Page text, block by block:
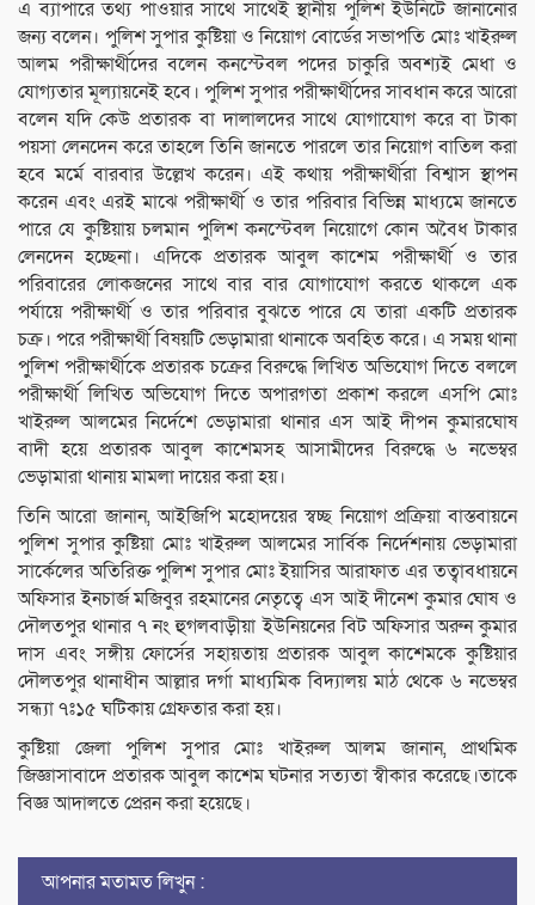
এ ব্যাপারে তথ্য পাওয়ার সাথে সাথেই স্থানীয় পুলিশ ইউনিটে জানানোর
জন্য বলেন। পুলিশ সুপার কুষ্টিয়া ও নিয়োগ বোর্ডের সভাপতি মোঃ খাইরুল
আলম পরীক্ষার্থীদের বলেন কনস্টেবল পদের চাকুরি অবশ্যই মেধা ও
যোগ্যতার মূল্যায়নেই হবে। পুলিশ সুপার পরীক্ষার্থীদের সাবধান করে আরো
বলেন যদি কেউ প্রতারক বা দালালদের সাথে যোগাযোগ করে বা টাকা
পয়সা লেনদেন করে তাহলে তিনি জানতে পারলে তার নিয়োগ বাতিল করা
হবে মর্মে বারবার উল্লেখ করেন। এই কথায় পরীক্ষার্থীরা বিশ্বাস স্থাপন
করেন এবং এরই মাঝে পরীক্ষার্থী ও তার পরিবার বিভিন্ন মাধ্যমে জানতে
পারে যে কুষ্টিয়ায় চলমান পুলিশ কনস্টেবল নিয়োগে কোন অবৈধ টাকার
লেনদেন হচ্ছেনা। এদিকে প্রতারক আবুল কাশেম পরীক্ষার্থী ও তার
পরিবারের লোকজনের সাথে বার বার যোগাযোগ করতে থাকলে এক
পর্যায়ে পরীক্ষার্থী ও তার পরিবার বুঝতে পারে যে তারা একটি প্রতারক
চক্র। পরে পরীক্ষার্থী বিষয়টি ভেড়ামারা থানাকে অবহিত করে। এ সময় থানা
পু্লিশ পরীক্ষার্থীকে প্রতারক চক্রের বিরুদ্ধে লিখিত অভিযোগ দিতে বললে
পরীক্ষার্থী লিখিত অভিযোগ দিতে অপারগতা প্রকাশ করলে এসপি মোঃ
খাইরুল আলমের নির্দেশে ভেড়ামারা থানার এস আই দীপন কুমারঘোষ
বাদী হয়ে প্রতারক আবুল কাশেমসহ আসামীদের বিরুদ্ধে ৬ নভেম্বর
ভেড়ামারা থানায় মামলা দায়ের করা হয়।
তিনি আরো জানান, আইজিপি মহোদয়ের স্বচ্ছ নিয়োগ প্রক্রিয়া বাস্তবায়নে
পু্লিশ সুপার কুষ্টিয়া মোঃ খাইরুল আলমের সার্বিক নির্দেশনায় ভেড়ামারা
সার্কেলের অতিরিক্ত পুলিশ সুপার মোঃ ইয়াসির আরাফাত এর তত্বাবধায়নে
অফিসার ইনচার্জ মজিবুর রহমানের নেতৃত্বে এস আই দীনেশ কুমার ঘোষ ও
দৌলতপুর থানার ৭ নং হুগলবাড়ীয়া ইউনিয়নের বিট অফিসার অরুন কুমার
দাস এবং সঙ্গীয় ফোর্সের সহায়তায় প্রতারক আবুল কাশেমকে কুষ্টিয়ার
দৌলতপুর থানাধীন আল্লার দর্গা মাধ্যমিক বিদ্যালয় মাঠ থেকে ৬ নভেম্বর
সন্ধ্যা ৭ঃ১৫ ঘটিকায় গ্রেফতার করা হয়।
কুষ্টিয়া জেলা পুলিশ সুপার মোঃ খাইরুল আলম জানান, প্রাথমিক
জিজ্ঞাসাবাদে প্রতারক আবুল কাশেম ঘটনার সত্যতা স্বীকার করেছে।তাকে
বিজ্ঞ আদালতে প্রেরন করা হয়েছে।
আপনার মতামত লিখুন :